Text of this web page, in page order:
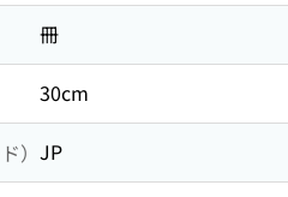
冊
30cm
） JP